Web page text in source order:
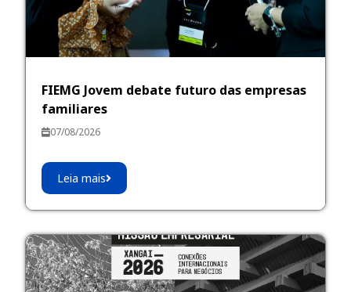
FIEMG Jovem debate futuro das empresas
familiares
07/08/2026
Leia mais